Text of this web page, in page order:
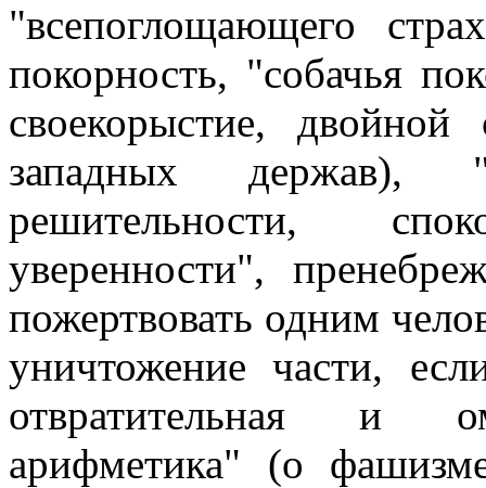
"всепоглощающего
покорность, "собачья
своекорыстие,
западных держав),
решительности,
уверенности",
пожертвовать одним
уничтожение части,
отвратительная и
арифметика" (о